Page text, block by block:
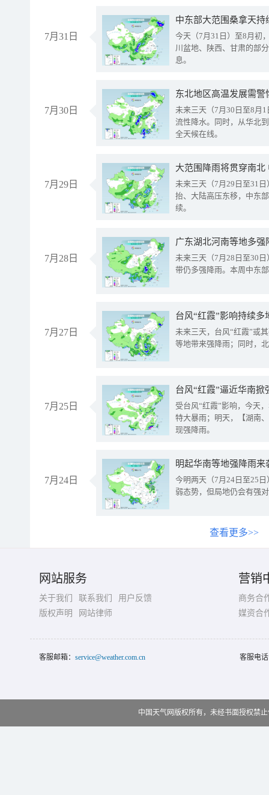
7月31日
中东部大范围桑拿天
今天（7月31日）至8月初
川盆地、陕西、甘肃的部
息。
7月30日
东北地区高温发展需
未来三天（7月30日至8月
流性降水。同时，从华北
全天候在线。
7月29日
大范围降雨将贯穿南
未来三天（7月29日至31
抬、大陆高压东移，中东
续。
7月28日
广东湖北河南等地多
未来三天（7月28日至30
带仍多强降雨。本周中东
7月27日
台风“红霞”影响持续
未来三天，台风“红霞”或
等地带来强降雨；同时，
7月25日
台风“红霞”逼近华南
受台风“红霞”影响，今天
特大暴雨；明天，【湖南
现强降雨。
7月24日
明起华南等地强降雨
今明两天（7月24日至25
弱态势，但局地仍会有强
查看更多>>
网站服务
关于我们 联系我们
用户反馈
版权声明
网站律师
营销
商务合
媒资合
客服邮箱： service@weather.com.cn 客服电
中国天气网版权所有，未经书面授权